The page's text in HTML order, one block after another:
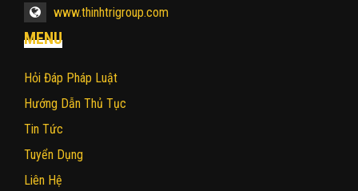
www.thinhtrigroup.com
MENU
Hỏi Đáp Pháp Luật
Hướng Dẫn Thủ Tục
Tin Tức
Tuyển Dụng
Liên Hệ